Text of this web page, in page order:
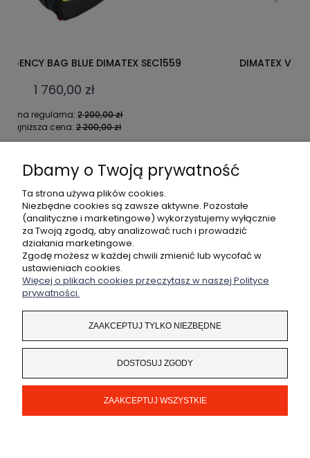
DIMATEX VERTICAL - WIELOFUNKCYJNY PLECAK
Cena regularna:
Najniższa cena:
POMOC
MOJE KONTO
PŁATNOŚCI I DOSTAWA
INFORMACJE
Coded bylegendary.pl
Dbamy o Twoją prywatność
Ta strona używa plików cookies.
Niezbędne cookies są zawsze aktywne. Pozostałe
(analityczne i marketingowe) wykorzystujemy wyłącznie
za Twoją zgodą, aby analizować ruch i prowadzić
działania marketingowe.
Zgodę możesz w każdej chwili zmienić lub wycofać w
ustawieniach cookies.
Więcej o plikach cookies przeczytasz w naszej Polityce
prywatności.
ZAAKCEPTUJ TYLKO NIEZBĘDNE
DOSTOSUJ ZGODY
ZAAKCEPTUJ WSZYSTKIE